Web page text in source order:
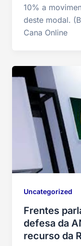
10% a
deste modal.
Cana Online
Uncategorized
Frentes
defesa da
recurso da